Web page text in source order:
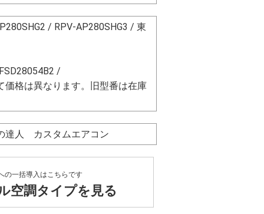
/ RPV-AP280SHG3 / 東
/
価格は異なります。旧型番は在庫
達人 カスタムエアコン
の一括導入はこちらです
空調タイプを見る